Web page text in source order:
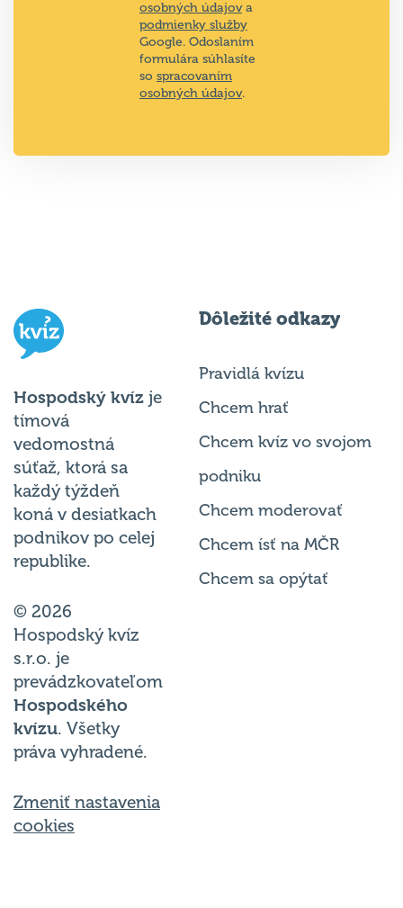
osobných údajova
podmienky služby
Google. Odoslaním
formulára súhlasíte
so spracovaním
osobných údajov.
Hospodský kvíz je
tímová
vedomostná
súťaž, ktorá sa
každý týždeň
koná v desiatkach
podnikov po celej
republike.
© 2026
Hospodský kvíz
s.r.o. je
prevádzkovateľom
Hospodského
kvízu. Všetky
práva vyhradené.
Zmeniť nastavenia
cookies
Dôležité odkazy
Pravidlá kvízu
Chcem hrať
Chcem kvíz vo svojom
podniku
Chcem moderovať
Chcem ísť na MČR
Chcem sa opýtať